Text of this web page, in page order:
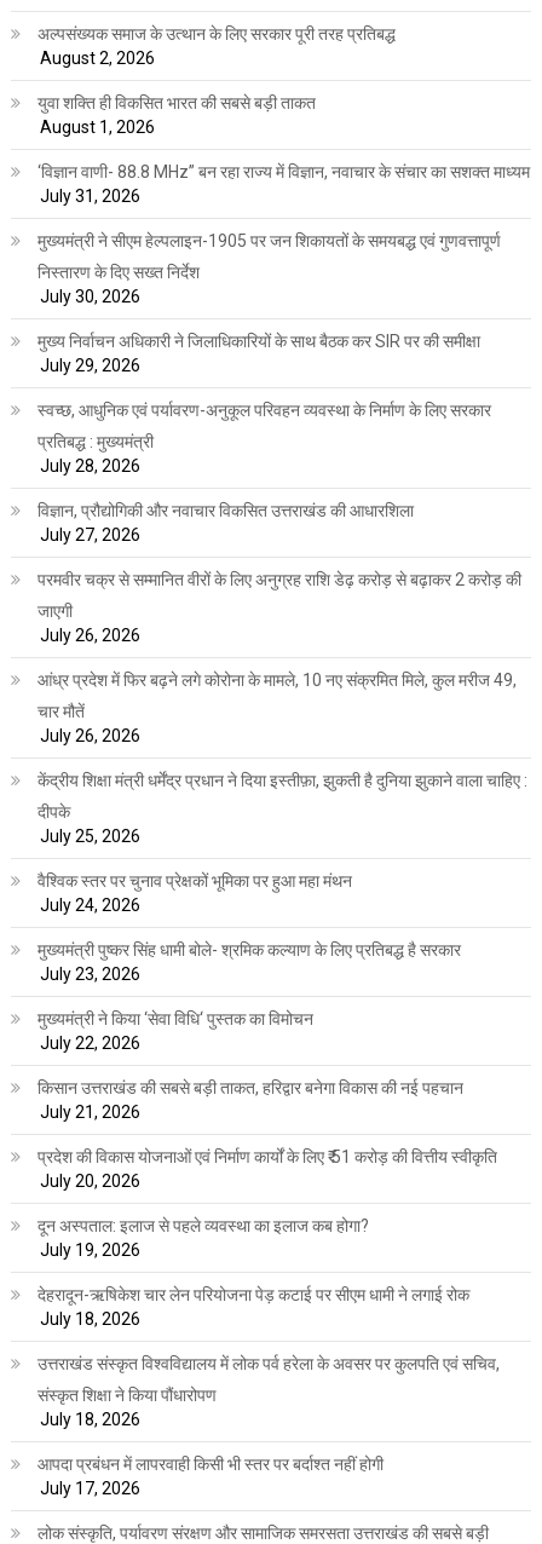
अल्पसंख्यक समाज के उत्थान के लिए सरकार पूरी तरह प्रतिबद्ध
August 2, 2026
युवा शक्ति ही विकसित भारत की सबसे बड़ी ताकत
August 1, 2026
‘विज्ञान वाणी- 88.8 MHz” बन रहा राज्य में विज्ञान, नवाचार के संचार का सशक्त माध्यम
July 31, 2026
मुख्यमंत्री ने सीएम हेल्पलाइन-1905 पर जन शिकायतों के समयबद्ध एवं गुणवत्तापूर्ण
निस्तारण के दिए सख्त निर्देश
July 30, 2026
मुख्य निर्वाचन अधिकारी ने जिलाधिकारियों के साथ बैठक कर SIR पर की समीक्षा
July 29, 2026
स्वच्छ, आधुनिक एवं पर्यावरण-अनुकूल परिवहन व्यवस्था के निर्माण के लिए सरकार
प्रतिबद्ध : मुख्यमंत्री
July 28, 2026
विज्ञान, प्रौद्योगिकी और नवाचार विकसित उत्तराखंड की आधारशिला
July 27, 2026
परमवीर चक्र से सम्मानित वीरों के लिए अनुग्रह राशि डेढ़ करोड़ से बढ़ाकर 2 करोड़ की
जाएगी
July 26, 2026
आंध्र प्रदेश में फिर बढ़ने लगे कोरोना के मामले, 10 नए संक्रमित मिले, कुल मरीज 49,
चार मौतें
July 26, 2026
केंद्रीय शिक्षा मंत्री धर्मेंद्र प्रधान ने दिया इस्तीफ़ा, झुकती है दुनिया झुकाने वाला चाहिए :
दीपके
July 25, 2026
वैश्विक स्तर पर चुनाव प्रेक्षकों भूमिका पर हुआ महा मंथन
July 24, 2026
मुख्यमंत्री पुष्कर सिंह धामी बोले- श्रमिक कल्याण के लिए प्रतिबद्ध है सरकार
July 23, 2026
मुख्यमंत्री ने किया ‘सेवा विधि‘ पुस्तक का विमोचन
July 22, 2026
किसान उत्तराखंड की सबसे बड़ी ताकत, हरिद्वार बनेगा विकास की नई पहचान
July 21, 2026
प्रदेश की विकास योजनाओं एवं निर्माण कार्यों के लिए ₹ 51 करोड़ की वित्तीय स्वीकृति
July 20, 2026
दून अस्पताल: इलाज से पहले व्यवस्था का इलाज कब होगा?
July 19, 2026
देहरादून-ऋषिकेश चार लेन परियोजना पेड़ कटाई पर सीएम धामी ने लगाई रोक
July 18, 2026
उत्तराखंड संस्कृत विश्वविद्यालय में लोक पर्व हरेला के अवसर पर कुलपति एवं सचिव,
संस्कृत शिक्षा ने किया पौंधारोपण
July 18, 2026
आपदा प्रबंधन में लापरवाही किसी भी स्तर पर बर्दाश्त नहीं होगी
July 17, 2026
लोक संस्कृति, पर्यावरण संरक्षण और सामाजिक समरसता उत्तराखंड की सबसे बड़ी